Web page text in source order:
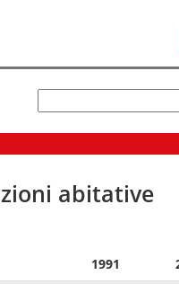
abitative
1991